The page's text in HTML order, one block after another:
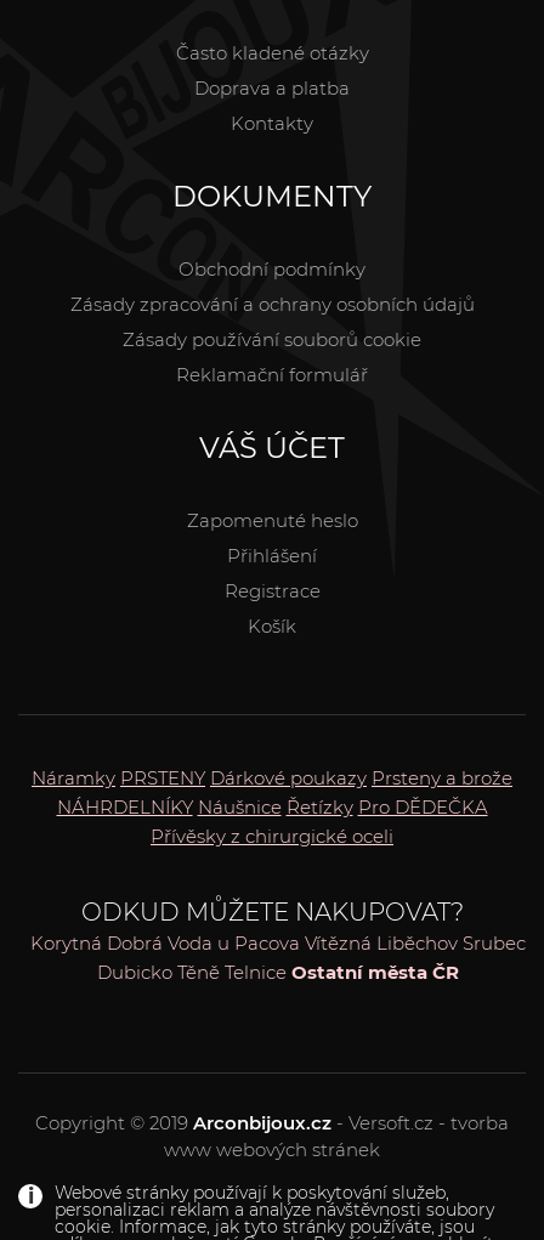
Webové stránky používají k poskytování služeb,
personalizaci reklam a analýze návštěvnosti soubory
cookie. Informace, jak tyto stránky používáte, jsou
Často kladené otázky
Doprava a platba
Kontakty
DOKUMENTY
Obchodní podmínky
Zásady zpracování a ochrany osobních údajů
Zásady používání souborů cookie
Reklamační formulář
VÁŠ ÚČET
Zapomenuté heslo
Přihlášení
Registrace
Košík
Náramky PRSTENY Dárkové poukazy Prsteny a brože
NÁHRDELNÍKY Náušnice Řetízky Pro DĚDEČKA
Přívěsky z chirurgické oceli
ODKUD MŮŽETE NAKUPOVAT?
Korytná Dobrá Voda u Pacova Vítězná Liběchov Srubec
Dubicko Těně Telnice Ostatní města ČR
Copyright © 2019 Arconbijoux.cz - Versoft.cz - tvorba
www webových stránek